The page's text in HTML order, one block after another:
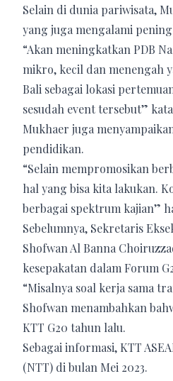
Selain di dunia pariwisata,
yang juga mengalami
“Akan meningkatkan PDB
mikro, kecil dan menengah
Bali sebagai lokasi
sesudah event tersebut”
Mukhaer juga
pendidikan.
“Selain mempromosikan
hal yang bisa kita lakukan.
berbagai spektrum kajian”
Sebelumnya, Sekretaris
Shofwan Al Banna
kesepakatan dalam Forum
“Misalnya soal kerja sama
Shofwan menambahkan
KTT G20 tahun lalu.
Sebagai informasi, KTT
(NTT) di bulan Mei 2023.